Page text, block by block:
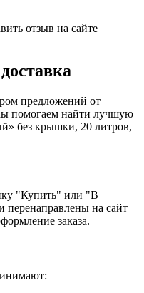
отзыв на сайте
предложений от
помогаем найти лучшую
без крышки, 20 литров,
"Купить" или "В
перенаправлены на сайт
заказа.